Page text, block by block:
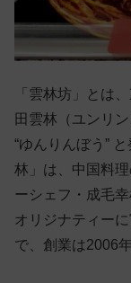
「雲林坊」とは
田雲林（ユンリ
“ゆんりんぼう”
林」は、中国料
ーシェフ・成毛
オリジナティー
で、創業は2006